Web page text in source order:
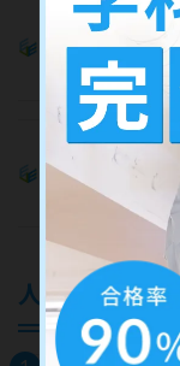
人気記事